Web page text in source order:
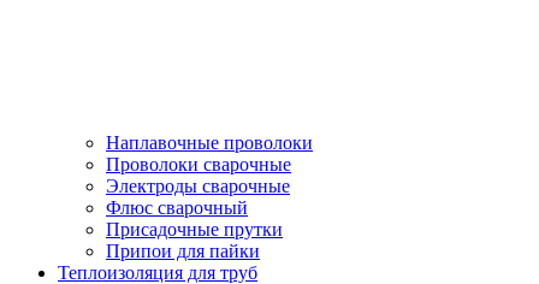
Наплавочные проволоки
Проволоки сварочные
Электроды сварочные
Флюс сварочный
Присадочные прутки
Припои для пайки
Теплоизоляция для труб